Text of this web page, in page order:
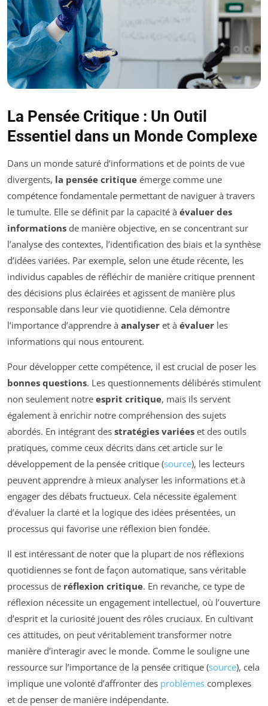
La Pensée Critique : Un Outil
Essentiel dans un Monde Complexe
Dans un monde saturé d’informations et de points de vue
divergents, la pensée critique émerge comme une
compétence fondamentale permettant de naviguer à travers
le tumulte. Elle se définit par la capacité à évaluer des
informations de manière objective, en se concentrant sur
l’analyse des contextes, l’identification des biais et la synthèse
d’idées variées. Par exemple, selon une étude récente, les
individus capables de réfléchir de manière critique prennent
des décisions plus éclairées et agissent de manière plus
responsable dans leur vie quotidienne. Cela démontre
l’importance d’apprendre à analyser et à évaluer les
informations qui nous entourent.
Pour développer cette compétence, il est crucial de poser les
bonnes questions. Les questionnements délibérés stimulent
non seulement notre esprit critique, mais ils servent
également à enrichir notre compréhension des sujets
abordés. En intégrant des stratégies variées et des outils
pratiques, comme ceux décrits dans cet article sur le
développement de la pensée critique (source), les lecteurs
peuvent apprendre à mieux analyser les informations et à
engager des débats fructueux. Cela nécessite également
d’évaluer la clarté et la logique des idées présentées, un
processus qui favorise une réflexion bien fondée.
Il est intéressant de noter que la plupart de nos réflexions
quotidiennes se font de façon automatique, sans véritable
processus de réflexion critique. En revanche, ce type de
réflexion nécessite un engagement intellectuel, où l’ouverture
d’esprit et la curiosité jouent des rôles cruciaux. En cultivant
ces attitudes, on peut véritablement transformer notre
manière d’interagir avec le monde. Comme le souligne une
ressource sur l’importance de la pensée critique (source), cela
implique une volonté d’affronter des problèmes complexes
et de penser de manière indépendante.